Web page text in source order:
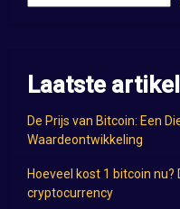
Laatste
De Prijs van Bitcoin: Een
Waardeontwikkeling
Hoeveel kost 1 bitcoin
cryptocurrency